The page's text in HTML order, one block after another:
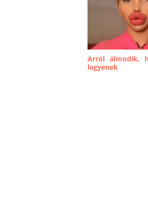
Arról álmodik,
legyenek